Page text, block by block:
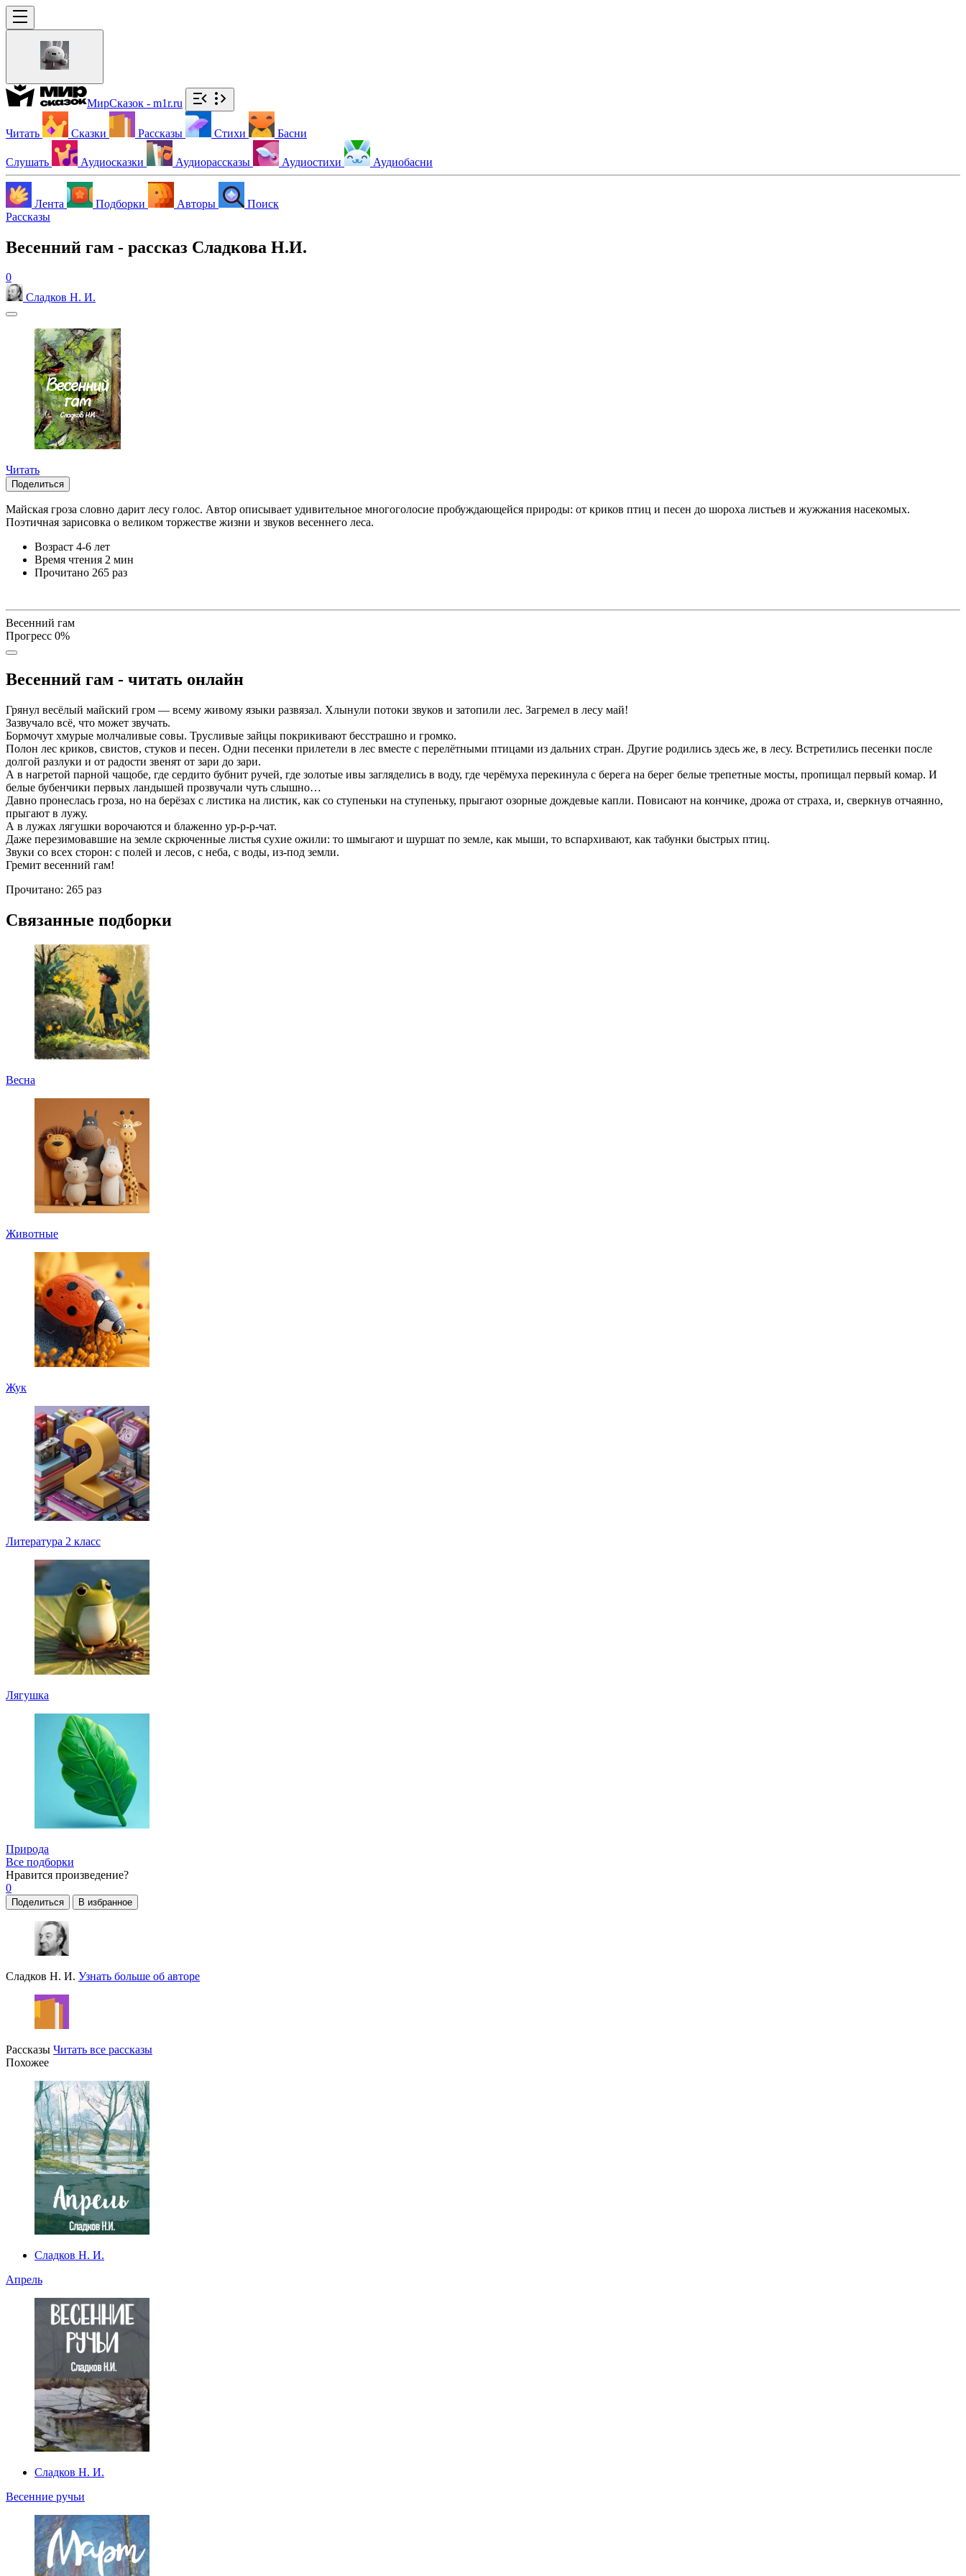
МирСказок - m1r.ru
Читать Сказки Рассказы Стихи Басни
Слушать Аудиосказки Аудиорассказы Аудиостихи Аудиобасни
Лента Подборки Авторы
Поиск
Рассказы
Весенний гам - рассказ Сладкова Н.И.
0
Сладков Н. И.
Читать
Поделиться
Майская гроза словно дарит лесу голос. Автор описывает удивительное многоголосие пробуждающейся природы: от криков птиц и песен до шороха листьев и жужжания насекомых.
Поэтичная зарисовка о великом торжестве жизни и звуков весеннего леса.
Возраст 4-6 лет
Время чтения 2 мин
Прочитано 265 раз
Весенний гам
Прогресс 0%
Весенний гам - читать онлайн
Грянул весёлый майский гром — всему живому языки развязал. Хлынули потоки звуков и затопили лес. Загремел в лесу май!
Зазвучало всё, что может звучать.
Бормочут хмурые молчаливые совы. Трусливые зайцы покрикивают бесстрашно и громко.
Полон лес криков, свистов, стуков и песен. Одни песенки прилетели в лес вместе с перелётными птицами из дальних стран. Другие родились здесь же, в лесу. Встретились песенки после
долгой разлуки и от радости звенят от зари до зари.
А в нагретой парной чащобе, где сердито бубнит ручей, где золотые ивы загляделись в воду, где черёмуха перекинула с берега на берег белые трепетные мосты, пропищал первый комар. И
белые бубенчики первых ландышей прозвучали чуть слышно…
Давно пронеслась гроза, но на берёзах с листика на листик, как со ступеньки на ступеньку, прыгают озорные дождевые капли. Повисают на кончике, дрожа от страха, и, сверкнув отчаянно,
прыгают в лужу.
А в лужах лягушки ворочаются и блаженно ур-р-р-чат.
Даже перезимовавшие на земле скрюченные листья сухие ожили: то шмыгают и шуршат по земле, как мыши, то вспархивают, как табунки быстрых птиц.
Звуки со всех сторон: с полей и лесов, с неба, с воды, из-под земли.
Гремит весенний гам!
Прочитано: 265 раз
Связанные подборки
Весна
Животные
Жук
Литература 2 класс
Лягушка
Природа
Все подборки
Нравится произведение?
0
Поделиться В избранное
Сладков Н. И. Узнать больше об авторе
Рассказы Читать все рассказы
Похожее
Сладков Н. И.
Апрель
Сладков Н. И.
Весенние ручьи